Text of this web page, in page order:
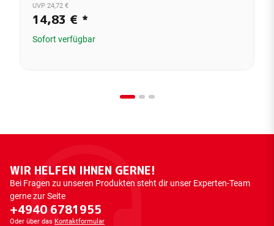
UVP 24,72 €
14,83 € *
Sofort verfügbar
WIR HELFEN IHNEN GERNE!
Bei Fragen zu unseren Produkten steht dir unser Experten-Team
gerne zur Seite
+4940 6781955
Oder über das Kontaktformular